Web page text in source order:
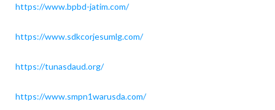
https://www.bpbd-jatim.com/
https://www.sdkcorjesumlg.com/
https://tunasdaud.org/
https://www.smpn1warusda.com/